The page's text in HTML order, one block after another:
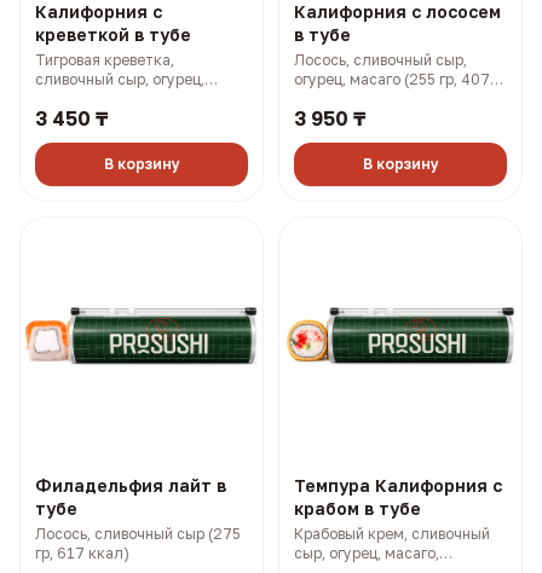
Калифорния с
креветкой в тубе
Тигровая креветка,
сливочный сыр, огурец,
3 450 ₸
В корзину
Калифорния с лососем
в тубе
Лосось, сливочный сыр,
огурец, масаго (255 гр, 407
3 950 ₸
В корзину
Филадельфия лайт в
тубе
Лосось, сливочный сыр (275
гр, 617 ккал)
Темпура Калифорния с
крабом в тубе
Крабовый крем, сливочный
сыр, огурец, масаго,